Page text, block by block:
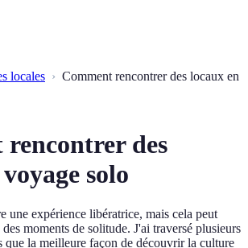
locales
Comment rencontrer des locaux en
rencontrer des
solo
une expérience libératrice, mais cela peut
moments de solitude. J'ai traversé plusieurs
que la meilleure façon de découvrir la culture